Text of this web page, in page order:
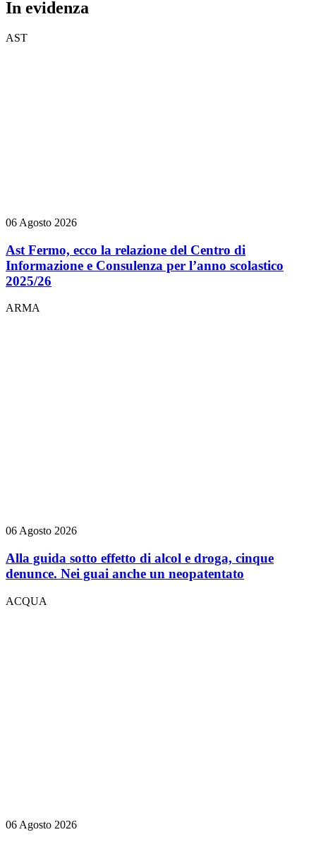
In evidenza
AST
06 Agosto 2026
Ast Fermo, ecco la relazione del Centro di
Informazione e Consulenza per l’anno scolastico
2025/26
ARMA
06 Agosto 2026
Alla guida sotto effetto di alcol e droga, cinque
denunce. Nei guai anche un neopatentato
ACQUA
06 Agosto 2026